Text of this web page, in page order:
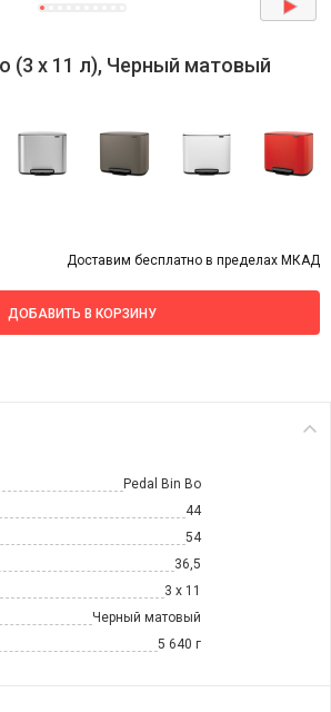
(3 x 11 л), Черный матовый
Доставим бесплатно в пределах МКАД
ДОБАВИТЬ В КОРЗИНУ
Pedal Bin Bo
44
54
36,5
3 х 11
Черный матовый
5 640 г